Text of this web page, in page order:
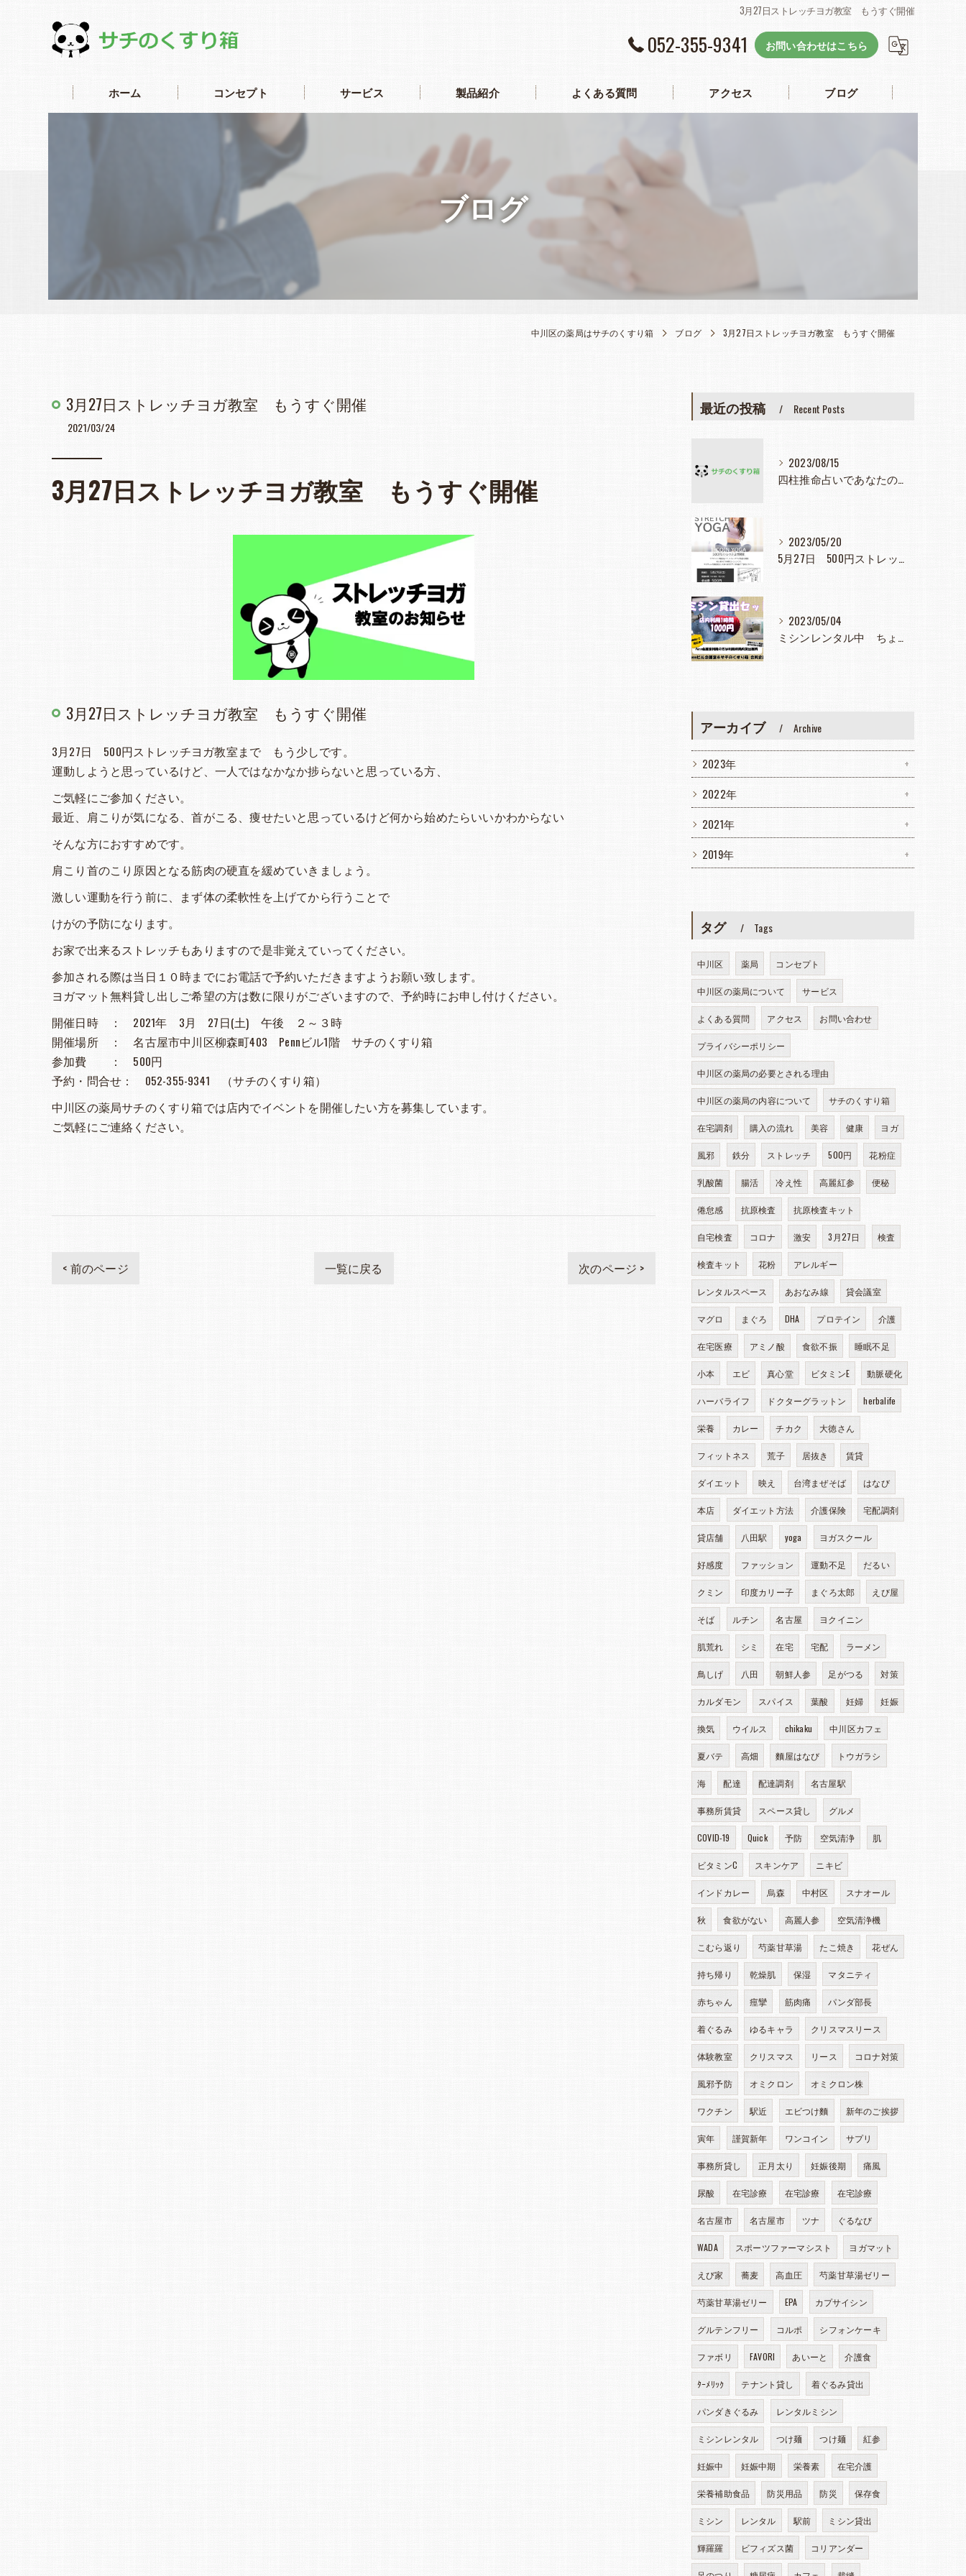
3月27日ストレッチヨガ教室 もうすぐ開催
052-355-9341 お問い合わせはこちら
ホーム コンセプト サービス 製品紹介 よくある質問 アクセス ブログ
ブログ
中川区の薬局はサチのくすり箱 ブログ 3月27日ストレッチヨガ教室 もうすぐ開催
3月27日ストレッチヨガ教室 もうすぐ開催
2021/03/24
3月27日ストレッチヨガ教室 もうすぐ開催
3月27日ストレッチヨガ教室 もうすぐ開催
3月27日 500円ストレッチヨガ教室まで もう少しです。
運動しようと思っているけど、一人ではなかなか捗らないと思っている方、
ご気軽にご参加ください。
最近、肩こりが気になる、首がこる、痩せたいと思っているけど何から始めたらいいかわからない
そんな方におすすめです。
肩こり首のこり原因となる筋肉の硬直を緩めていきましょう。
激しい運動を行う前に、まず体の柔軟性を上げてから行うことで
けがの予防になります。
お家で出来るストレッチもありますので是非覚えていってください。
参加される際は当日１０時までにお電話で予約いただきますようお願い致します。
ヨガマット無料貸し出しご希望の方は数に限りがございますので、予約時にお申し付けください。
開催日時 ： 2021年 3月 27日(土) 午後 ２～３時
開催場所 ： 名古屋市中川区柳森町403 Pennビル1階 サチのくすり箱
参加費 ： 500円
予約・問合せ： 052-355-9341 （サチのくすり箱）
中川区の薬局サチのくすり箱では店内でイベントを開催したい方を募集しています。
ご気軽にご連絡ください。
< 前のページ 一覧に戻る 次のページ >
最近の投稿 Recent Posts
2023/08/15
四柱推命占いであなたの人生見つめてみませんか？
2023/05/20
5月27日 500円ストレッチヨガ教室
2023/05/04
ミシンレンタル中 ちょっと使いたとき大活躍
アーカイブ Archive
2023年
2022年
2021年
2019年
タグ Tags
中川区 薬局 コンセプト
中川区の薬局について サービス
よくある質問 アクセス お問い合わせ
プライバシーポリシー
中川区の薬局の必要とされる理由
中川区の薬局の内容について サチのくすり箱
在宅調剤 購入の流れ 美容 健康 ヨガ
風邪 鉄分 ストレッチ 500円 花粉症
乳酸菌 腸活 冷え性 高麗紅参 便秘
倦怠感 抗原検査 抗原検査キット
自宅検査 コロナ 激安 3月27日 検査
検査キット 花粉 アレルギー
レンタルスペース あおなみ線 貸会議室
マグロ まぐろ DHA プロテイン 介護
在宅医療 アミノ酸 食欲不振 睡眠不足
小本 エビ 真心堂 ビタミンE 動脈硬化
ハーバライフ ドクターグラットン herbalife
栄養 カレー チカク 大徳さん
フィットネス 荒子 居抜き 賃貸
ダイエット 映え 台湾まぜそば はなび
本店 ダイエット方法 介護保険 宅配調剤
貸店舗 八田駅 yoga ヨガスクール
好感度 ファッション 運動不足 だるい
クミン 印度カリー子 まぐろ太郎 えび屋
そば ルチン 名古屋 ヨクイニン
肌荒れ シミ 在宅 宅配 ラーメン
鳥しげ 八田 朝鮮人参 足がつる 対策
カルダモン スパイス 葉酸 妊婦 妊娠
換気 ウイルス chikaku 中川区カフェ
夏バテ 高畑 麵屋はなび トウガラシ
海 配達 配達調剤 名古屋駅
事務所賃貸 スペース貸し グルメ
COVID-19 Quick 予防 空気清浄 肌
ビタミンC スキンケア ニキビ
インドカレー 烏森 中村区 スナオール
秋 食欲がない 高麗人参 空気清浄機
こむら返り 芍薬甘草湯 たこ焼き 花ぜん
持ち帰り 乾燥肌 保湿 マタニティ
赤ちゃん 痙攣 筋肉痛 パンダ部長
着ぐるみ ゆるキャラ クリスマスリース
体験教室 クリスマス リース コロナ対策
風邪予防 オミクロン オミクロン株
ワクチン 駅近 エビつけ麵 新年のご挨拶
寅年 謹賀新年 ワンコイン サプリ
事務所貸し 正月太り 妊娠後期 痛風
尿酸 在宅診療 在宅診療 在宅診療
名古屋市 名古屋市 ツナ ぐるなび
WADA スポーツファーマシスト ヨガマット
えび家 蕎麦 高血圧 芍薬甘草湯ゼリー
芍薬甘草湯ゼリー EPA カプサイシン
グルテンフリー コルポ シフォンケーキ
ファボリ FAVORI あいーと 介護食
ﾀｰﾒﾘｯｸ テナント貸し 着ぐるみ貸出
パンダきぐるみ レンタルミシン
ミシンレンタル つけ麺 つけ麺 紅参
妊娠中 妊娠中期 栄養素 在宅介護
栄養補助食品 防災用品 防災 保存食
ミシン レンタル 駅前 ミシン貸出
輝羅羅 ビフィズス菌 コリアンダー